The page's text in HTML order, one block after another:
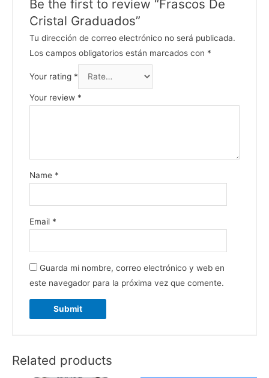
Be the first to review “Frascos De
Cristal Graduados”
Tu dirección de correo electrónico no será publicada.
Los campos obligatorios están marcados con *
Your rating *
Your review *
Name *
Email *
Guarda mi nombre, correo electrónico y web en
este navegador para la próxima vez que comente.
Related products